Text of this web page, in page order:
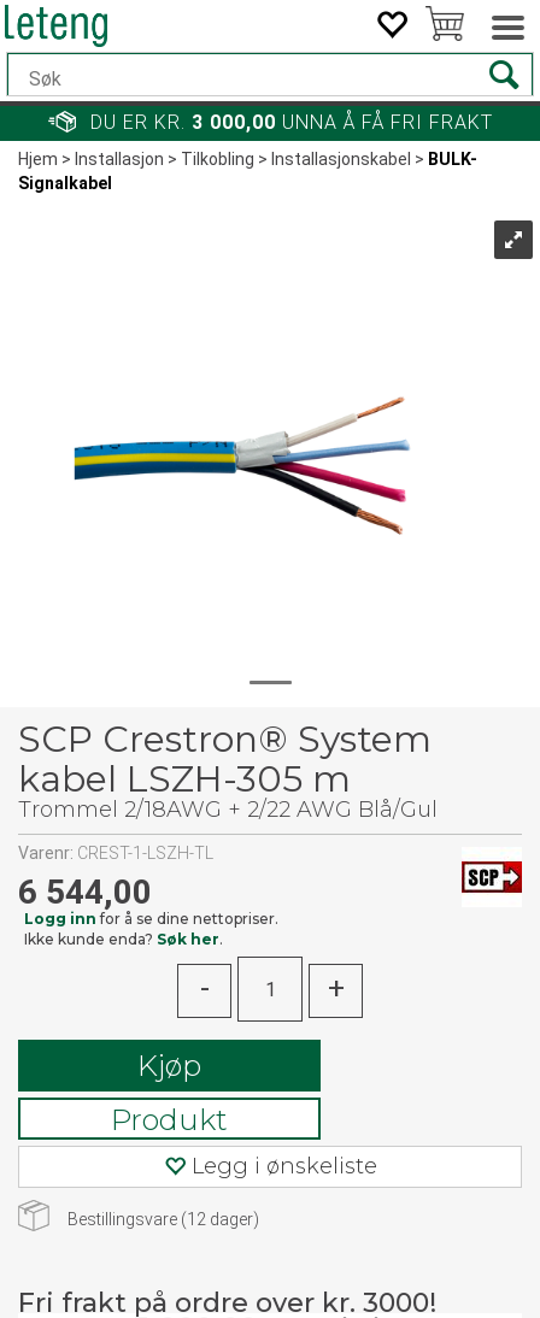
DU ER KR. 3 000,00 UNNA Å FÅ FRI FRAKT
Hjem> Installasjon>Tilkobling> Installasjonskabel > BULK-
Signalkabel
SCP Crestron® System
kabel LSZH-305 m
Trommel 2/18AWG + 2/22 AWG Blå/Gul
Varenr: CREST-1-LSZH-TL
6 544,00
Logg inn for å se dine nettopriser.
Ikke kunde enda? Søk her.
- +
Kjøp
Produkt
Legg i ønskeliste
Bestillingsvare (12 dager)
Fri frakt på ordre over kr. 3000!